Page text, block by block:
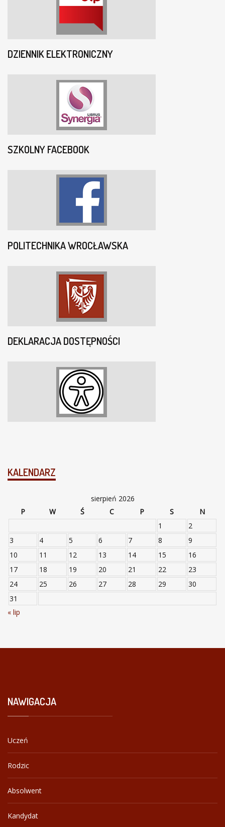
DZIENNIK ELEKTRONICZNY
SZKOLNY FACEBOOK
POLITECHNIKA WROCŁAWSKA
DEKLARACJA DOSTĘPNOŚCI
KALENDARZ
sierpień 2026
P
W Ś C P S
N
1
2
3
4 5 6 7 8
9
10
11 12 13 14 15
16
17
18 19 20 21 22
23
24
25 26 27 28 29
30
31
« lip
NAWIGACJA
Uczeń
Rodzic
Absolwent
Kandydat